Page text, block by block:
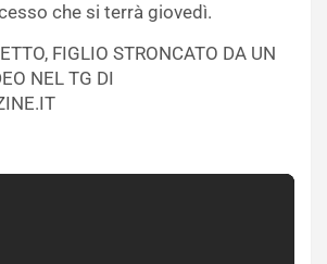
che si terrà giovedì.
FIGLIO STRONCATO DA UN
NEL TG DI